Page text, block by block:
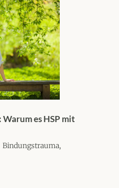
es HSP mit
Bindungstrauma,